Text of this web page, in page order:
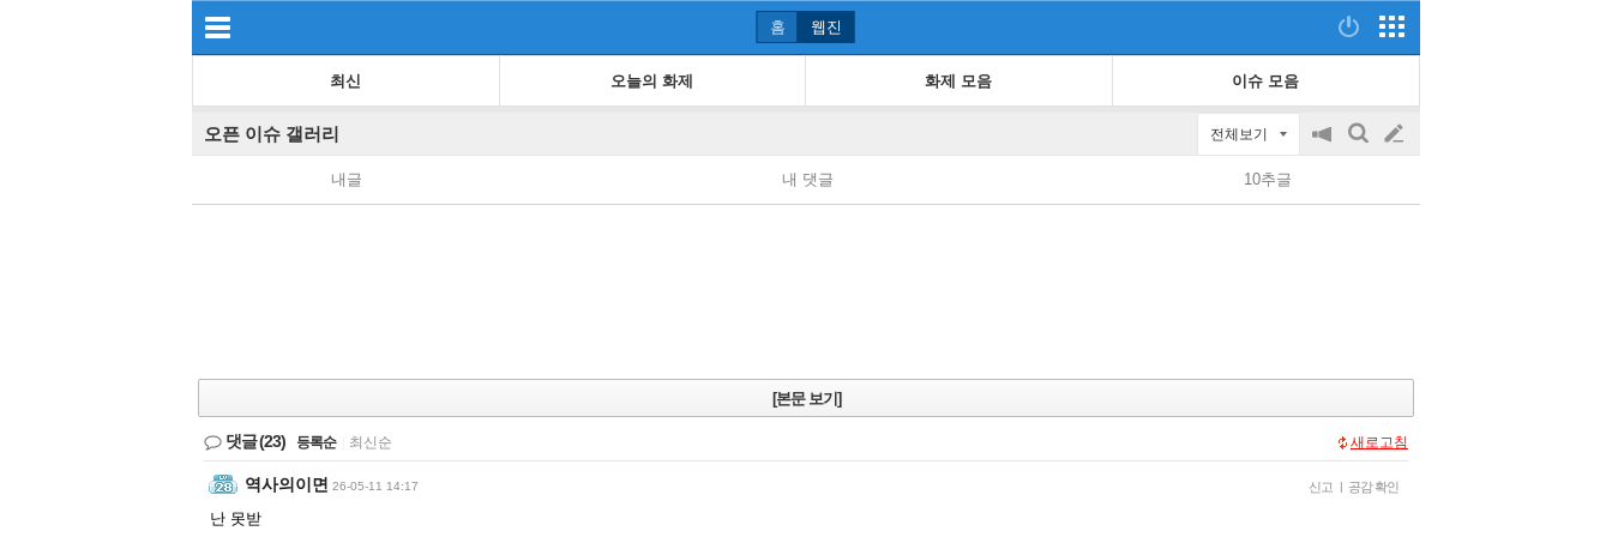
홈 웹진
최신 오늘의 화제 화제 모음 이슈 모음
오픈 이슈 갤러리 전체보기
공
on/off
검
글
쓰
내글 내 댓글 10추글
[본문 보기]
댓글(23) 등록순 최신순 새로고침
역사의이면 26-05-11 14:17 신고 | 공감 확인
난 못받